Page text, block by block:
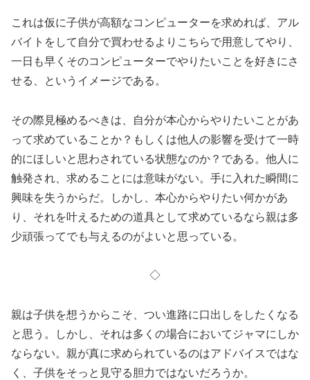
これは仮に子供が高額なコンピューターを求めれば、アル
バイトをして自分で買わせるよりこちらで用意してやり、
一日も早くそのコンピューターでやりたいことを好きにさ
せる、というイメージである。
その際見極めるべきは、自分が本心からやりたいことがあ
って求めていることか？もしくは他人の影響を受けて一時
的にほしいと思わされている状態なのか？である。他人に
触発され、求めることには意味がない。手に入れた瞬間に
興味を失うからだ。しかし、本心からやりたい何かがあ
り、それを叶えるための道具として求めているなら親は多
少頑張ってでも与えるのがよいと思っている。
◇
親は子供を想うからこそ、つい進路に口出しをしたくなる
と思う。しかし、それは多くの場合においてジャマにしか
ならない。親が真に求められているのはアドバイスではな
く、子供をそっと見守る胆力ではないだろうか。